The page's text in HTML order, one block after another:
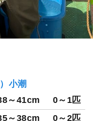
小潮
～41cm 0～1匹
～38cm 0～2匹